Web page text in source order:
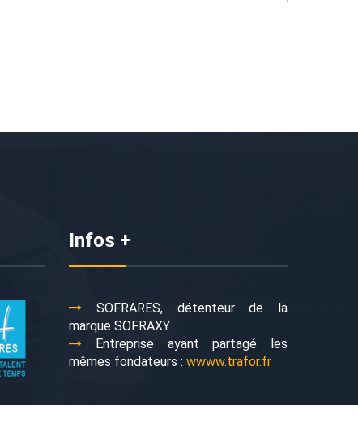
Infos +
SOFRARES, détenteur de la
marque SOFRAXY
Entreprise ayant partagé les
mêmes fondateurs : wwww.trafor.fr